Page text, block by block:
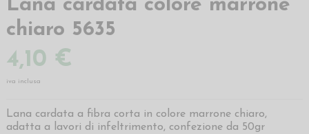
Lana cardata colore marrone
chiaro 5635
4,10 €
iva inclusa
Lana cardata a fibra corta in colore marrone chiaro,
adatta a lavori di infeltrimento, confezione da 50gr